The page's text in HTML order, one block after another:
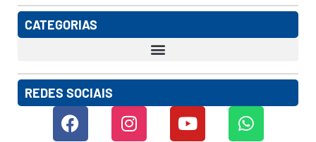
CATEGORIAS
REDES SOCIAIS